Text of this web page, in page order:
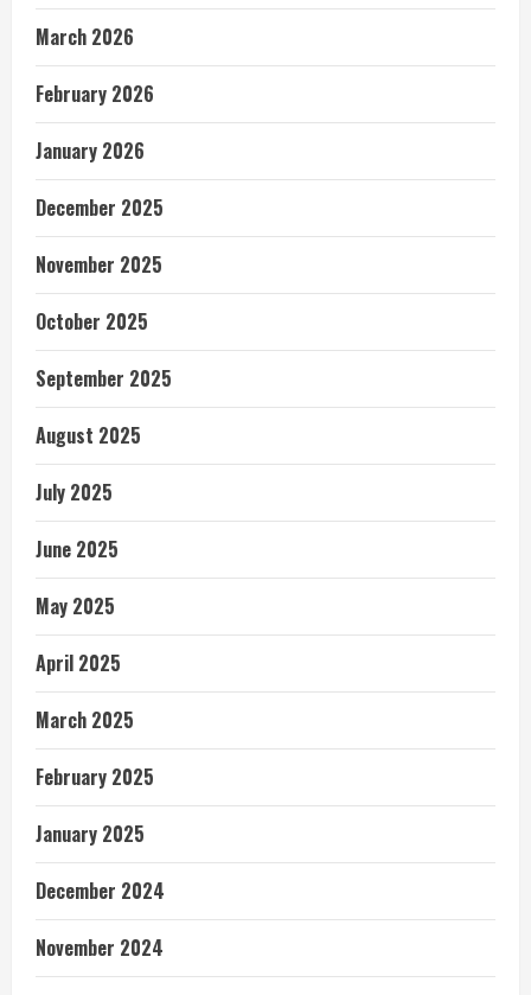
March 2026
February 2026
January 2026
December 2025
November 2025
October 2025
September 2025
August 2025
July 2025
June 2025
May 2025
April 2025
March 2025
February 2025
January 2025
December 2024
November 2024